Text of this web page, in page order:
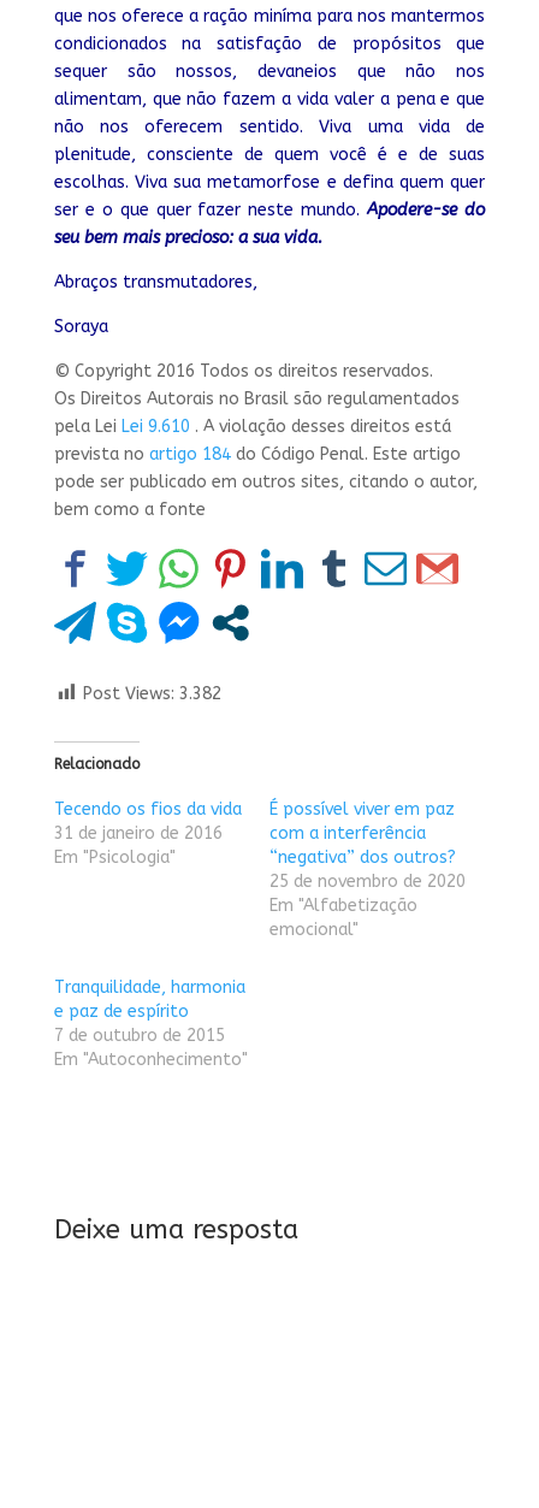
que nos oferece a ração miníma para nos mantermos
condicionados na satisfação de propósitos que
sequer são nossos, devaneios que não nos
alimentam, que não fazem a vida valer a pena e que
não nos oferecem sentido. Viva uma vida de
plenitude, consciente de quem você é e de suas
escolhas. Viva sua metamorfose e defina quem quer
ser e o que quer fazer neste mundo.Apodere-se do
seu bem mais precioso: a sua vida.
Abraços transmutadores,
Soraya
© Copyright 2016 Todos os direitos reservados.
Os Direitos Autorais no Brasil são regulamentados
pela Lei Lei 9.610 . A violação desses direitos está
prevista no artigo 184do Código Penal. Este artigo
pode ser publicado em outros sites, citando o autor,
bem como a fonte
Post Views: 3.382
Relacionado
Tecendo os fios da vida
31 de janeiro de 2016
Em "Psicologia"
É possível viver em paz
com a interferência
“negativa” dos outros?
25 de novembro de 2020
Em "Alfabetização
emocional"
Tranquilidade, harmonia
e paz de espírito
7 de outubro de 2015
Em "Autoconhecimento"
Deixe uma resposta